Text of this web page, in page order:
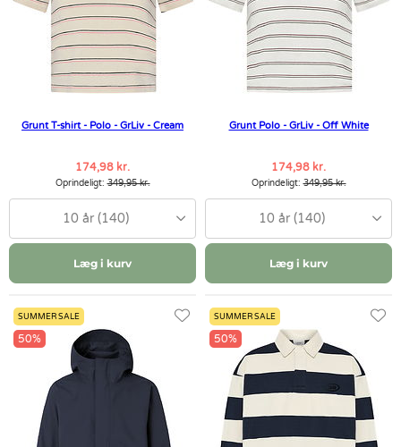
Grunt T-shirt - Polo - GrLiv - Cream
174,98 kr.
Oprindeligt:349,95 kr.
10 år (140)
Læg i kurv
Grunt Polo - GrLiv - Off White
174,98 kr.
Oprindeligt:349,95 kr.
10 år (140)
Læg i kurv
SUMMER SALE
50%
SUMMER SALE
50%